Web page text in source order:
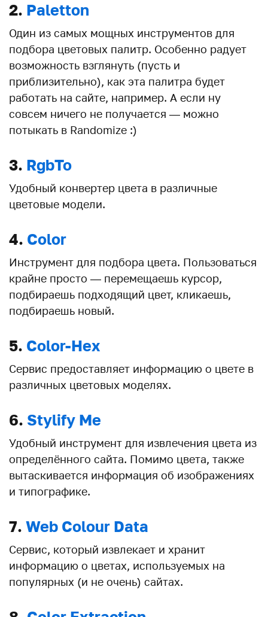
2. Paletton
Один из самых мощных инструментов для
подбора цветовых палитр. Особенно радует
возможность взглянуть (пусть и
приблизительно), как эта палитра будет
работать на сайте, например. А если ну
совсем ничего не получается — можно
потыкать в Randomize :)
3. RgbTo
Удобный конвертер цвета в различные
цветовые модели.
4. Color
Инструмент для подбора цвета. Пользоваться
крайне просто — перемещаешь курсор,
подбираешь подходящий цвет, кликаешь,
подбираешь новый.
5. Color-Hex
Сервис предоставляет информацию о цвете в
различных цветовых моделях.
6. Stylify Me
Удобный инструмент для извлечения цвета из
определённого сайта. Помимо цвета, также
вытаскивается информация об изображениях
и типографике.
7. Web Colour Data
Сервис, который извлекает и хранит
информацию о цветах, используемых на
популярных (и не очень) сайтах.